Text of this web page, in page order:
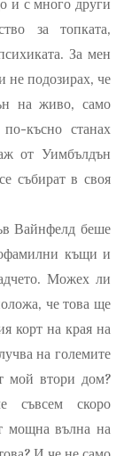
и с много други
за топката,
За мен
не подозирах, че
на живо, само
късно станах
от Уимбълдън
събират в своя
Вайнфелд беше
къщи и
Можех ли
че това ще
корт на края на
на големите
мой втори дом?
скоро
мощна вълна на